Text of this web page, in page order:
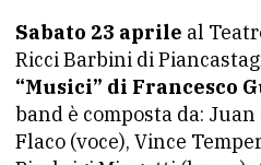
Sabato 23 aprile al
Ricci Barbini di
“Musici” di Francesco
band è composta da:
Flaco (voce), Vince